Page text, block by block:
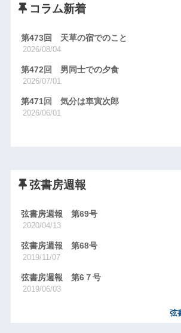
コラム新着
第473回 天草の宿でのこと
2026/08/04
第472回 男同士での夕食
2026/07/01
第471回 気分は車寅次郎
2026/06/01
弦書房週報
弦書房週報 第69号
2020/04/13
弦書房週報 第68号
2019/11/07
弦書房週報 第6７号
2019/06/03
弦